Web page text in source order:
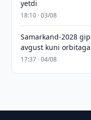
yetdi
18:10 · 03/08
Samarkand-2028
avgust kuni
17:37 · 04/08